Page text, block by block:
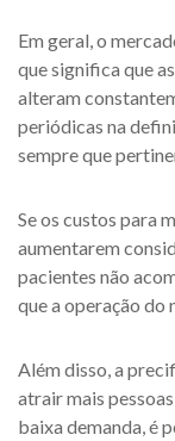
Em geral, o
que significa que
alteram
periódicas na
sempre que
Se os custos para
aumentarem
pacientes não
que a operação do
Além disso, a
atrair mais
baixa demanda, é